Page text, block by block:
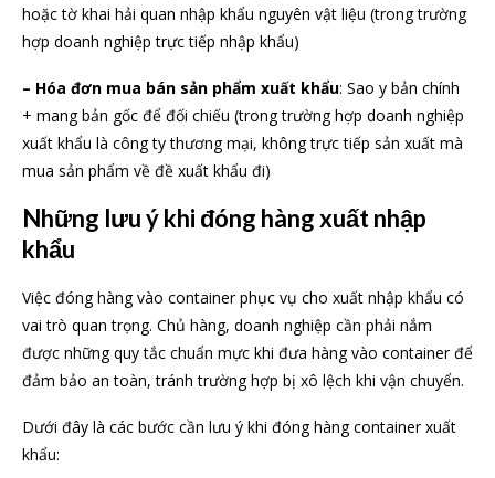
hoặc tờ khai hải quan nhập khẩu nguyên vật liệu (trong trường
hợp doanh nghiệp trực tiếp nhập khẩu)
– Hóa đơn mua bán sản phẩm xuất khẩu: Sao y bản chính
+ mang bản gốc để đối chiếu (trong trường hợp doanh nghiệp
xuất khẩu là công ty thương mại, không trực tiếp sản xuất mà
mua sản phẩm về đề xuất khẩu đi)
Những lưu ý khi đóng hàng xuất nhập
khẩu
Việc đóng hàng vào container phục vụ cho xuất nhập khẩu có
vai trò quan trọng. Chủ hàng, doanh nghiệp cần phải nắm
được những quy tắc chuẩn mực khi đưa hàng vào container để
đảm bảo an toàn, tránh trường hợp bị xô lệch khi vận chuyển.
Dưới đây là các bước cần lưu ý khi đóng hàng container xuất
khẩu: